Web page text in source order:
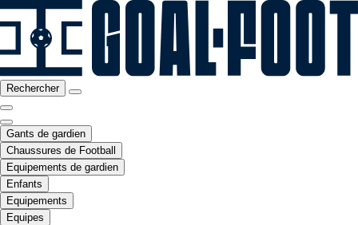
Rechercher
Gants de gardien
Chaussures de Football
Equipements de gardien
Enfants
Equipements
Equipes